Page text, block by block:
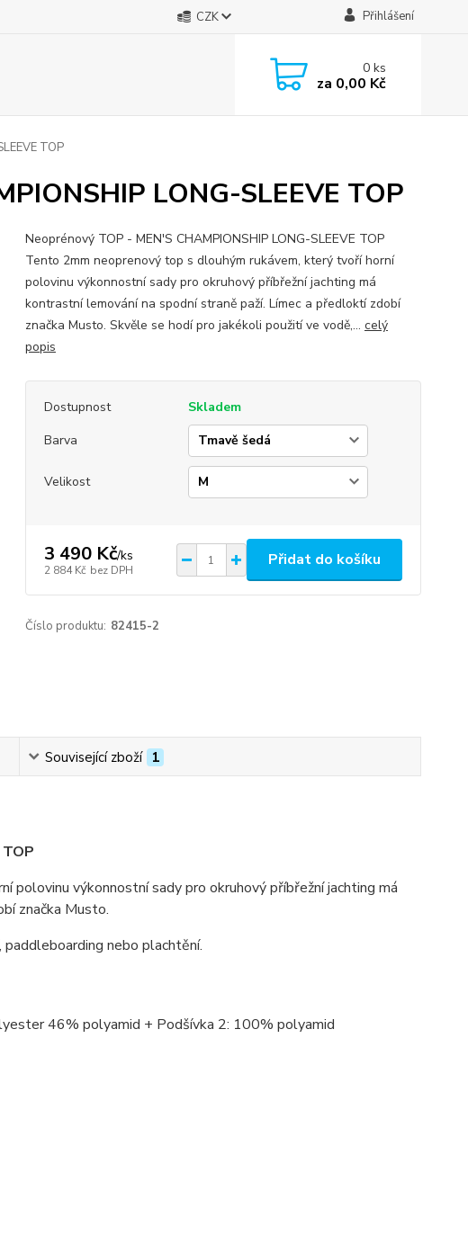
CZK Přihlášení
0ks
za 0,00 Kč
TOP
LONG-SLEEVE TOP
Neoprénový TOP - MEN'S CHAMPIONSHIP LONG-SLEEVE TOP
Tento 2mm neoprenový top s dlouhým rukávem, který tvoří horní
polovinu výkonnostní sady pro okruhový příbřežní jachting má
kontrastní lemování na spodní straně paží. Límec a předloktí zdobí
značka Musto. Skvěle se hodí pro jakékoli použití ve vodě,... celý
popis
Dostupnost
Skladem
Barva
Velikost
3 490 Kč/ks
2 884 Kč bez DPH
Přidat do košíku
Číslo produktu: 82415-2
Související zboží 1
výkonnostní sady pro okruhový příbřežní jachting má
značka Musto.
nebo plachtění.
46% polyamid + Podšívka 2: 100% polyamid